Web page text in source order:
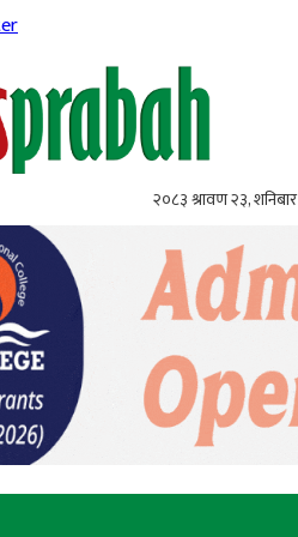
२०८३ श्रावण २३, शनिबार